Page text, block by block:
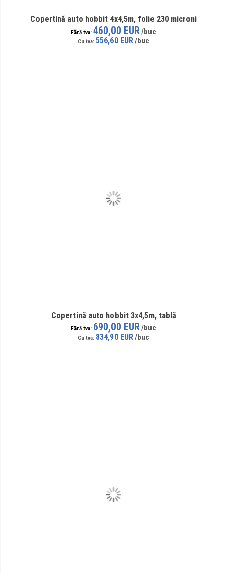
Copertină auto hobbit 4x4,5m, folie 230 microni
556,60 EUR
460,00 EUR
Copertină auto hobbit 3x4,5m, tablă
834,90 EUR
690,00 EUR